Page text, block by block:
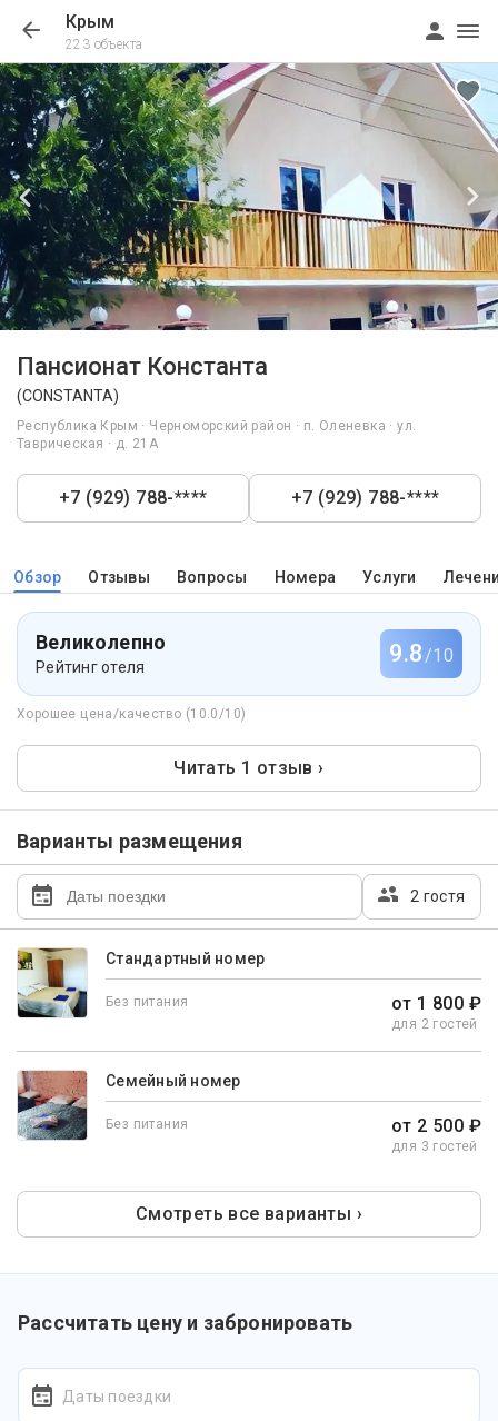
Крым
223 объекта
Пансионат Константа
(СONSTANTA)
Республика Крым · Черноморский район · п. Оленевка · ул.
Таврическая · д. 21А
+7 (929) 788-**** +7 (929) 788-****
Обзор Отзывы Вопросы Номера Услуги
Великолепно
Рейтинг отеля 9.8/10
Хорошее цена/качество (10.0/10)
Читать 1 отзыв ›
Варианты размещения
2 гостя
Стандартный номер
Без питания от 1 800 ₽
для 2 гостей
Семейный номер
Без питания от 2 500 ₽
для 3 гостей
Смотреть все варианты ›
Рассчитать цену и забронировать
Даты поездки